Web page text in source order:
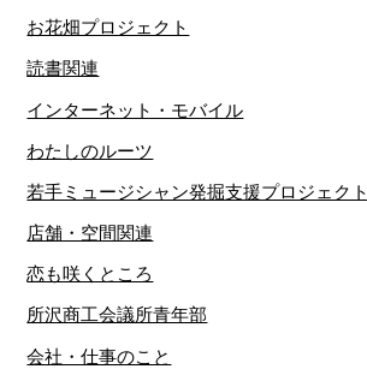
お花畑プロジェクト
読書関連
インターネット・モバイル
わたしのルーツ
若手ミュージシャン発掘支援プロジェクト
店舗・空間関連
恋も咲くところ
所沢商工会議所青年部
会社・仕事のこと